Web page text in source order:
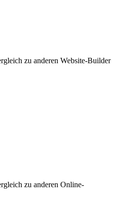
zu anderen Website-Builder
zu anderen Online-